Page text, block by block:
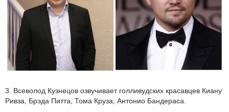
3. Всеволод Кузнецов озвучивает голливудских красавцев Киану
Ривза, Брэда Питта, Тома Круза, Антонио Бандераса.